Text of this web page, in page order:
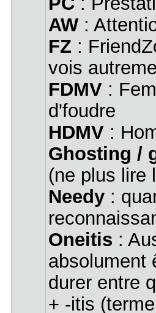
AW:
FZ :
vois
FDMV:
d'foudre
HDMV:
Ghosting /
(ne plus lire
Needy :
Oneitis :
absolument
durer entre
+ -itis